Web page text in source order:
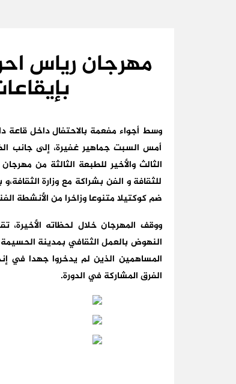
مهرجان رياس
وسط أجواء مفعمة بالاحتفال داخل قاعة
أمس السبت جماهير غفيرة، إلى جانب
الثالث والأخير للطبعة الثالثة من
للثقافة و الفن بشراكة مع وزارة
ضم كوكتيلا متنوعا وزاخرا من الأنشطة
ووقف المهرجان خلال لحظاته الأخيرة،
النهوض بالعمل الثقافي بمدينة
المساهمين الذين لم يدخروا جهدا في
الفرق المشاركة في الدورة.